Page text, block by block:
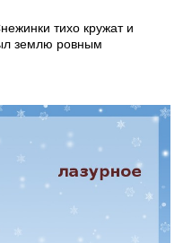
тихо кружат и
землю ровным